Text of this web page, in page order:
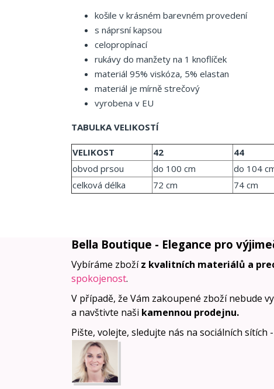
košile v krásném barevném provedení
s náprsní kapsou
celopropínací
rukávy do manžety na 1 knoflíček
materiál 95% viskóza, 5% elastan
materiál je mírně strečový
vyrobena v EU
TABULKA VELIKOSTÍ
VELIKOST 42 44
obvod prsou
do 100 cm do 104
celková délka
72 cm 74 cm
Bella Boutique - Elegance pro
Vybíráme zbožíz kvalitních materiálů a
spokojenost.
V případě, že Vám zakoupené zboží nebude
a navštivte naši kamennou prodejnu.
Pište, volejte, sledujte nás na sociálních sítích